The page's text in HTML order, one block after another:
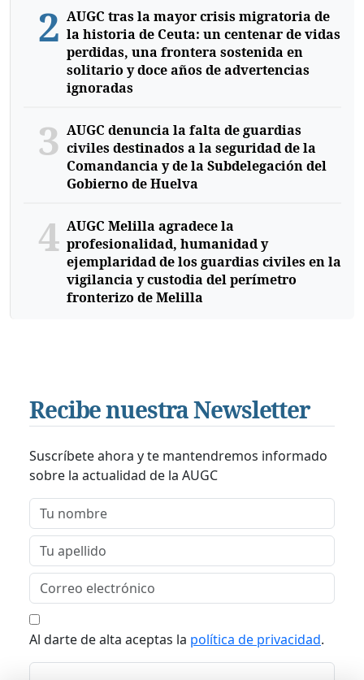
2 AUGC tras la mayor crisis migratoria de
la historia de Ceuta: un centenar de vidas
perdidas, una frontera sostenida en
solitario y doce años de advertencias
ignoradas
3 AUGC denuncia la falta de guardias
civiles destinados a la seguridad de la
Comandancia y de la Subdelegación del
Gobierno de Huelva
4 AUGC Melilla agradece la
profesionalidad, humanidad y
ejemplaridad de los guardias civiles en la
vigilancia y custodia del perímetro
fronterizo de Melilla
Recibe nuestra Newsletter
Suscríbete ahora y te mantendremos informado
sobre la actualidad de la AUGC
Al darte de alta aceptas la política de privacidad.